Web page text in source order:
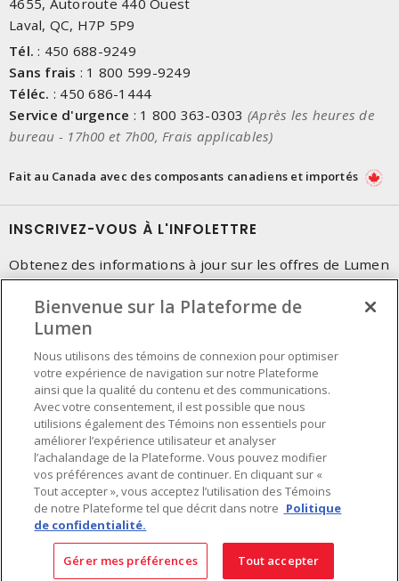
4655, Autoroute 440 Ouest
Laval, QC, H7P 5P9
Tél. : 450 688-9249
Sans frais : 1 800 599-9249
Téléc. : 450 686-1444
Service d'urgence : 1 800 363-0303 (Après les heures de
bureau - 17h00 et 7h00, Frais applicables)
Fait au Canada avec des composants canadiens et importés
INSCRIVEZ-VOUS À L'INFOLETTRE
Obtenez des informations à jour sur les offres de Lumen
Préférences en matière de cookies
Conditions d'utilisation
- © Lumen - Une compagnie de Sonepar 2026. Tous
droits réservés.
Bienvenue sur la Plateforme de
Lumen
Nous utilisons des témoins de connexion pour optimiser
votre expérience de navigation sur notre Plateforme
ainsi que la qualité du contenu et des communications.
Avec votre consentement, il est possible que nous
utilisions également des Témoins non essentiels pour
améliorer l’expérience utilisateur et analyser
l’achalandage de la Plateforme. Vous pouvez modifier
vos préférences avant de continuer. En cliquant sur «
Tout accepter », vous acceptez l’utilisation des Témoins
de notre Plateforme tel que décrit dans notre Politique
de confidentialité.
Gérer mes préférences Tout accepter